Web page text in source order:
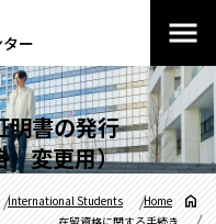
ー
明書の発行
変更用）
Home
International Students
在留資格に関する手続き